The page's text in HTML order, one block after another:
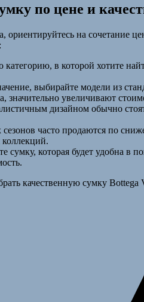
по цене и
на сочетание
в которой хотите
выбирайте модели из
значительно увеличивают
дизайном обычно
часто продаются по
сумку, которая будет удобна
качественную сумку Bottega